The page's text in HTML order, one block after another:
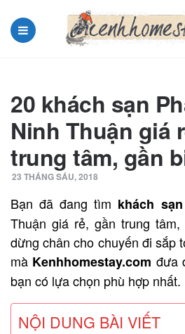
20 khách sạn
Ninh Thuận giá
trung tâm, gần
23 THÁNG SÁU, 2018
Bạn đã đang tìm khách
Thuận giá rẻ, gần trung
dừng chân cho chuyến đi sắp
mà Kenhhomestay.com đưa
bạn có lựa chọn phù hợp nhất.
NỘI DUNG BÀI VIẾT